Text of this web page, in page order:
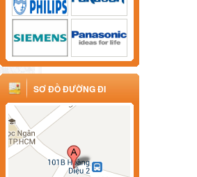
SƠ ĐỒ ĐƯỜNG ĐI